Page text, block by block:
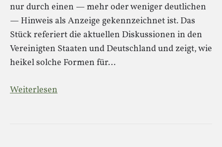
nur durch einen — mehr oder weniger deutlichen
— Hinweis als Anzeige gekennzeichnet ist. Das
Stück referiert die aktuellen Diskussionen in den
Vereinigten Staaten und Deutschland und zeigt, wie
heikel solche Formen für…
Weiterlesen